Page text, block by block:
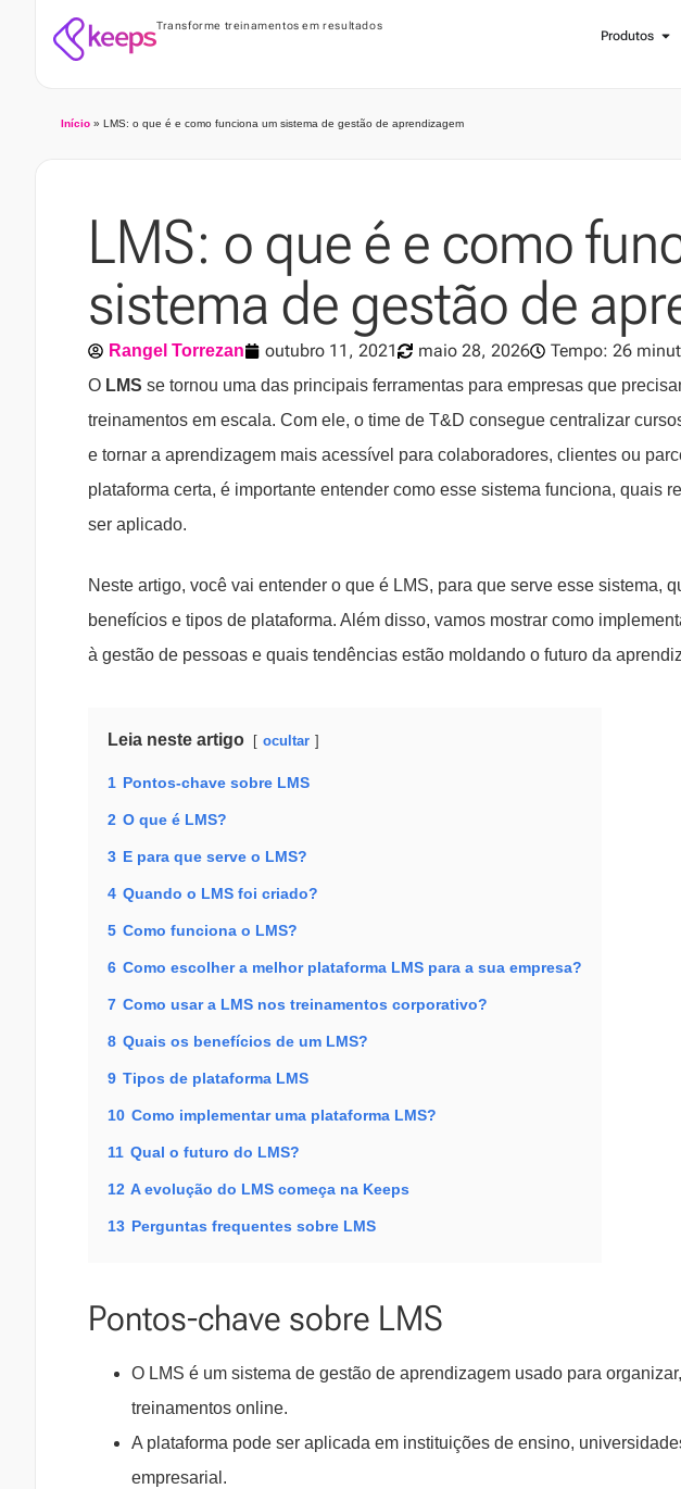
Transforme treinamentos em resultados
Produtos
Início » LMS: o que é e como funciona um sistema de gestão de aprendizagem
LMS: o que é e como
sistema de gestão de
Rangel Torrezan outubro 11, 2021 maio 28, 2026 Tempo: 26
O LMS se tornou uma das principais ferramentas para empresas que
treinamentos em escala. Com ele, o time de T&D consegue centralizar
e tornar a aprendizagem mais acessível para colaboradores, clientes ou
plataforma certa, é importante entender como esse sistema funciona, quais
ser aplicado.
Neste artigo, você vai entender o que é LMS, para que serve esse sistema,
benefícios e tipos de plataforma. Além disso, vamos mostrar como
à gestão de pessoas e quais tendências estão moldando o futuro da
Leia neste artigo ocultar
1 Pontos-chave sobre LMS
2 O que é LMS?
3 E para que serve o LMS?
4 Quando o LMS foi criado?
5 Como funciona o LMS?
6 Como escolher a melhor plataforma LMS para a sua empresa?
7 Como usar a LMS nos treinamentos corporativo?
8 Quais os benefícios de um LMS?
9 Tipos de plataforma LMS
10 Como implementar uma plataforma LMS?
11 Qual o futuro do LMS?
12 A evolução do LMS começa na Keeps
13 Perguntas frequentes sobre LMS
Pontos-chave sobre LMS
O LMS é um sistema de gestão de aprendizagem usado para
treinamentos online.
A plataforma pode ser aplicada em instituições de ensino,
empresarial.